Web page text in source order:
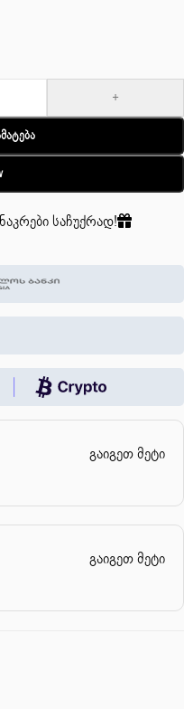
+
საჩუქრად!
გაიგეთ მეტი
გაიგეთ მეტი